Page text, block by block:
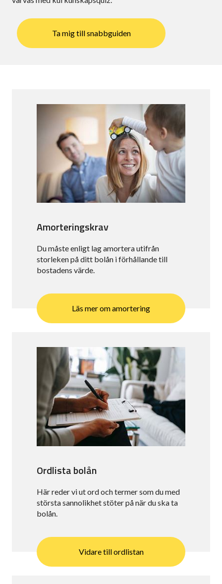
Ta mig till snabbguiden
Amorteringskrav
Du måste enligt lag amortera utifrån
storleken på ditt bolån i förhållande till
bostadens värde.
Läs mer om amortering
Ordlista bolån
Här reder vi ut ord och termer som du med
största sannolikhet stöter på när du ska ta
bolån.
Vidare till ordlistan